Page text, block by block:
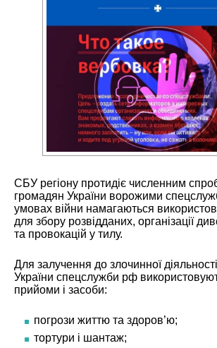
СБУ регіону протидіє численним
громадян України ворожими
умовах війни намагаються
для збору розвідданих, організації
та провокацій у тилу.
Для залучення до злочинної
України спецслужби рф
прийоми і засоби:
погрози життю та здоров’ю;
тортури і шантаж;